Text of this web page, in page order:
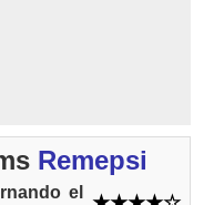
Remepsi
el